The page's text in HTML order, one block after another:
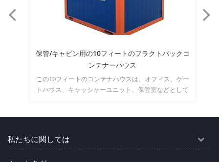
保管/キャビン用の10フィートのフラクトパックコ
ンテナーハウス
この10フィートのコンテナハウスは、オフィス、ゲー
トハウス、キャッシャーユニット、保管室などとして
私たちに関しては